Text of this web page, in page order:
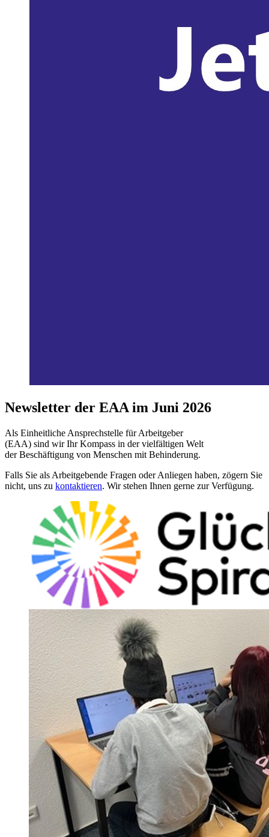
Newsletter der EAA im Juni 2026
Als Einheitliche Ansprechstelle für Arbeitgeber
(EAA) sind wir Ihr Kompass in der vielfältigen Welt
der Beschäftigung von Menschen mit Behinderung.
Falls Sie als Arbeitgebende Fragen oder Anliegen haben, zögern Sie
nicht, uns zu kontaktieren. Wir stehen Ihnen gerne zur Verfügung.